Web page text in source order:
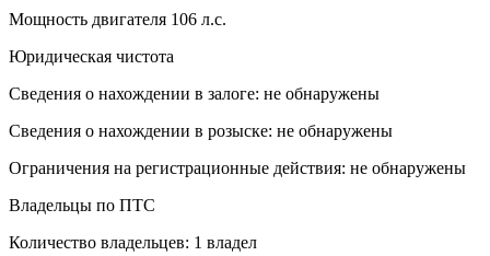
Мощность двигателя 106 л.с.
Юридическая чистота
Сведения о нахождении в залоге: не обнаружены
Сведения о нахождении в розыске: не обнаружены
Ограничения на регистрационные действия: не обнаружены
Владельцы по ПТС
Количество владельцев: 1 владел